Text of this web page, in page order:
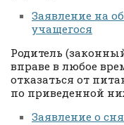
Заявление на
учащегося
Родитель
вправе в любое
отказаться от
по приведенной
Заявление о